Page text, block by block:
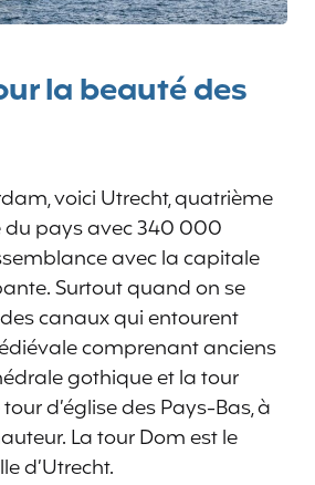
la beauté des
voici Utrecht, quatrième
du pays avec 340 000
avec la capitale
Surtout quand on se
canaux qui entourent
comprenant anciens
gothique et la tour
d’église des Pays-Bas, à
La tour Dom est le
d’Utrecht.